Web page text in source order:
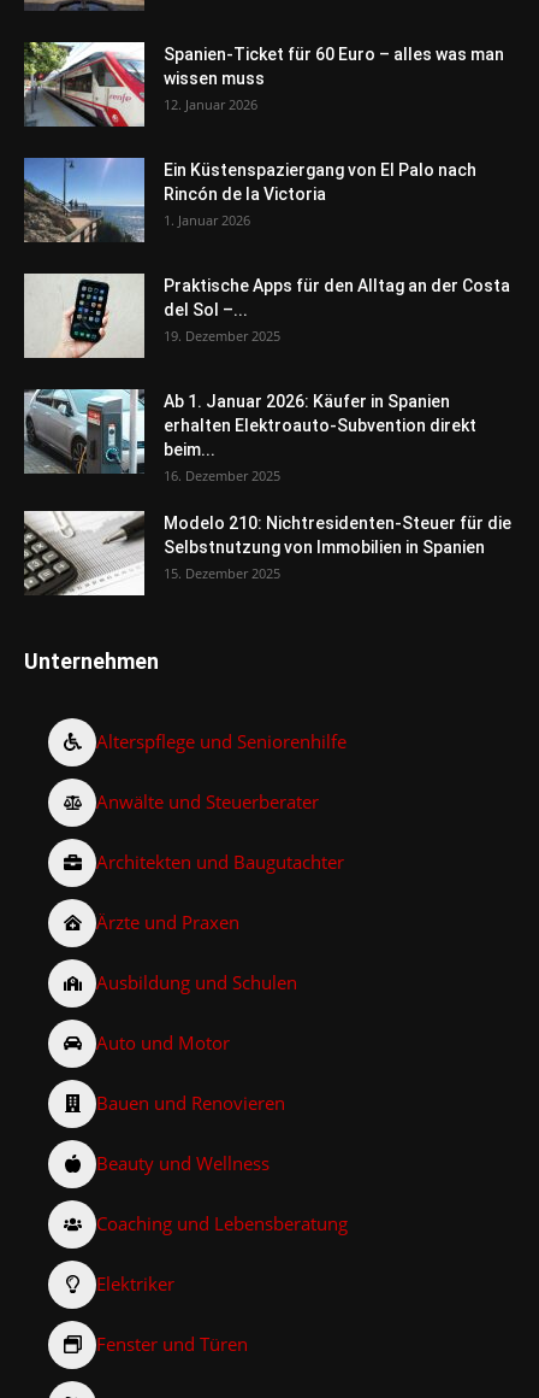
Spanien-Ticket für 60 Euro – alles was man
wissen muss
12. Januar 2026
Ein Küstenspaziergang von El Palo nach
Rincón de la Victoria
1. Januar 2026
Praktische Apps für den Alltag an der Costa
del Sol –...
19. Dezember 2025
Ab 1. Januar 2026: Käufer in Spanien
erhalten Elektroauto-Subvention direkt
beim...
16. Dezember 2025
Modelo 210: Nichtresidenten-Steuer für die
Selbstnutzung von Immobilien in Spanien
15. Dezember 2025
Unternehmen
Alterspflege und Seniorenhilfe
Anwälte und Steuerberater
Architekten und Baugutachter
Ärzte und Praxen
Ausbildung und Schulen
Auto und Motor
Bauen und Renovieren
Beauty und Wellness
Coaching und Lebensberatung
Elektriker
Fenster und Türen